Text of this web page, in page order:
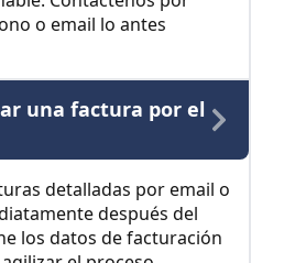
o email lo antes
una factura por el
detalladas por email o
después del
los datos de facturación